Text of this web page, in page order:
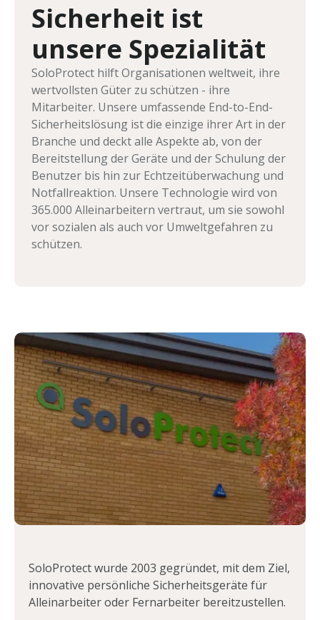
Sicherheit ist
unsere Spezialität
SoloProtect hilft Organisationen weltweit, ihre
wertvollsten Güter zu schützen - ihre
Mitarbeiter. Unsere umfassende End-to-End-
Sicherheitslösung ist die einzige ihrer Art in der
Branche und deckt alle Aspekte ab, von der
Bereitstellung der Geräte und der Schulung der
Benutzer bis hin zur Echtzeitüberwachung und
Notfallreaktion. Unsere Technologie wird von
365.000 Alleinarbeitern vertraut, um sie sowohl
vor sozialen als auch vor Umweltgefahren zu
schützen.
SoloProtect wurde 2003 gegründet, mit dem Ziel,
innovative persönliche Sicherheitsgeräte für
Alleinarbeiter oder Fernarbeiter bereitzustellen.